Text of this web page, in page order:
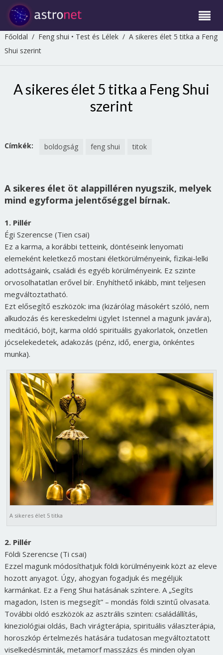
Főoldal / Feng shui • Test és Lélek/ A sikeres élet 5 titka a Feng
Shui szerint
A sikeres élet 5 titka a Feng Shui
szerint
Címkék: boldogság feng shui titok
A sikeres élet öt alappilléren nyugszik, melyek
mind egyforma jelentőséggel bírnak.
1. Pillér
Égi Szerencse (Tien csai)
Ez a karma, a korábbi tetteink, döntéseink lenyomati
elemeként keletkező mostani életkörülményeink, fizikai-lelki
adottságaink, családi és egyéb körülményeink. Ez szinte
orvosolhatatlan erővel bír. Enyhíthető inkább, mint teljesen
megváltoztatható.
Ezt elősegítő eszközök: ima (kizárólag másokért szóló, nem
alkudozás és kereskedelmi ügylet Istennel a magunk javára),
meditáció, böjt, karma oldó spirituális gyakorlatok, önzetlen
jócselekedetek, adakozás (pénz, idő, energia, önkéntes
munka).
A sikeres élet 5 titka
2. Pillér
Földi Szerencse (Ti csai)
Ezzel magunk módosíthatjuk földi körülményeink közt az eleve
hozott anyagot. Úgy, ahogyan fogadjuk és megéljük
karmánkat. Ez a Feng Shui hatásának színtere. A „Segíts
magadon, Isten is megsegít” – mondás földi szintű olvasata.
További oldó eszközök az asztrális szinten: családállítás,
kineziológiai oldás, Bach virágterápia, spirituális választerápia,
horoszkóp értelmezés hatására tudatosan megváltoztatott
viselkedésminták, metamorf masszázs és minden olyan